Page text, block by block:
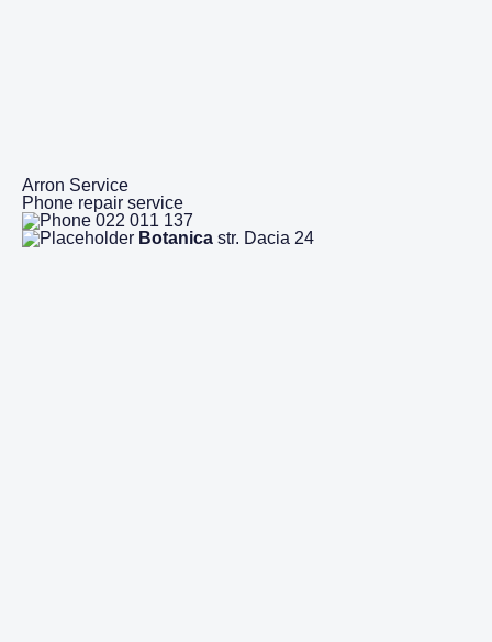
Arron Service
Phone repair service
022 011 137
Botanica str. Dacia 24